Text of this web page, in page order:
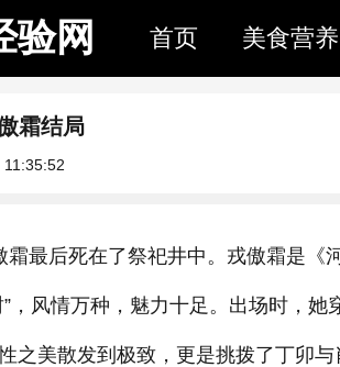
验网 首页 美食营养
霜结局
霜最后死在了祭祀井中。戎傲霜是《
”，风情万种，魅力十足。出场时，
之美散发到极致，更是挑拨了丁卯与